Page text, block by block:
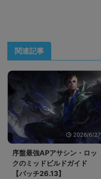
関連記事
2026/6/27
序盤最強APアサシン・ロッ
クのミッドビルドガイド
【パッチ26.13】